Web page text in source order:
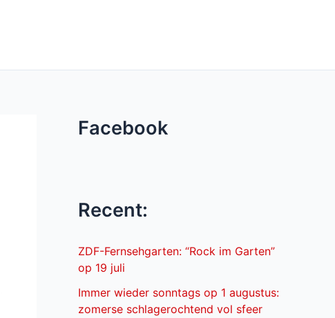
Facebook
Recent:
ZDF-Fernsehgarten: “Rock im Garten”
op 19 juli
Immer wieder sonntags op 1 augustus:
zomerse schlagerochtend vol sfeer